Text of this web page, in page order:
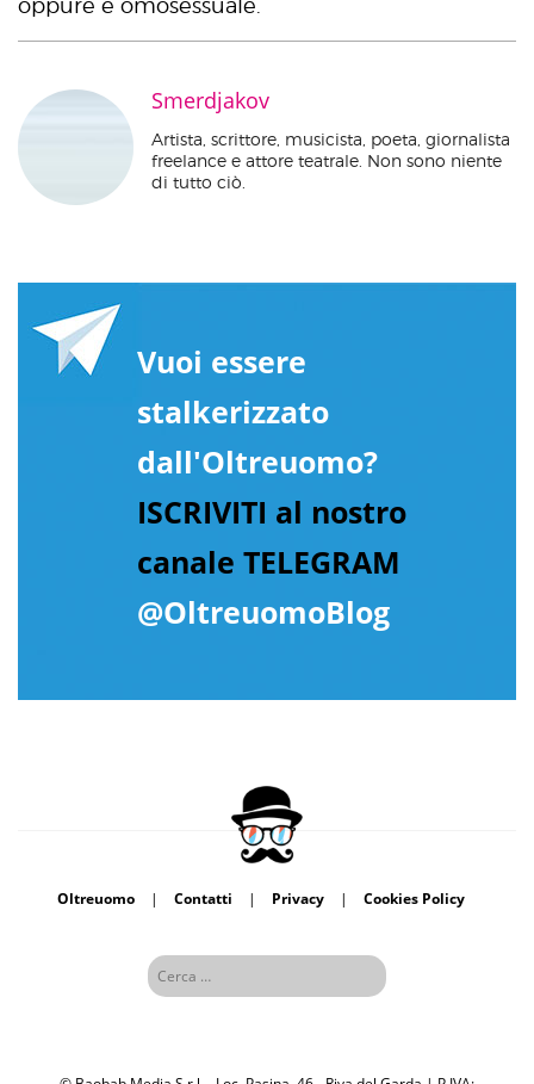
Smerdjakov
Artista, scrittore, musicista, poeta, giornalista
freelance e attore teatrale. Non sono niente
di tutto ciò.
Vuoi essere
stalkerizzato
dall'Oltreuomo?
ISCRIVITI al nostro
canale TELEGRAM
@OltreuomoBlog
Oltreuomo | Contatti | Privacy | Cookies Policy